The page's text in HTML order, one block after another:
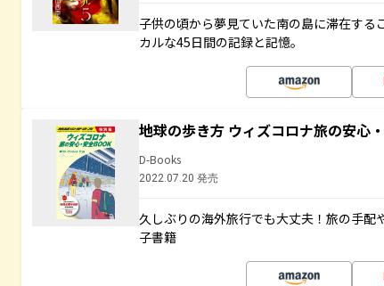
子供の頃から夢見ていた南の島に滞在す
カルな45日間の記録と記憶。
地球の歩き方 ウィズコロナ旅の安心
D-Books
2022.07.20 発売
久しぶりの海外旅行でも大丈夫！旅の手
子書籍